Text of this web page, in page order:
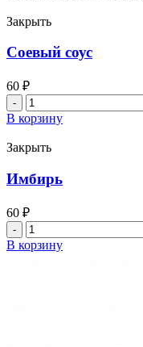
Закрыть
Соевый соус
60 ₽
Количество
товара
Соевый
соус
В корзину
Закрыть
Имбирь
60 ₽
Количество
товара
Имбирь
В корзину